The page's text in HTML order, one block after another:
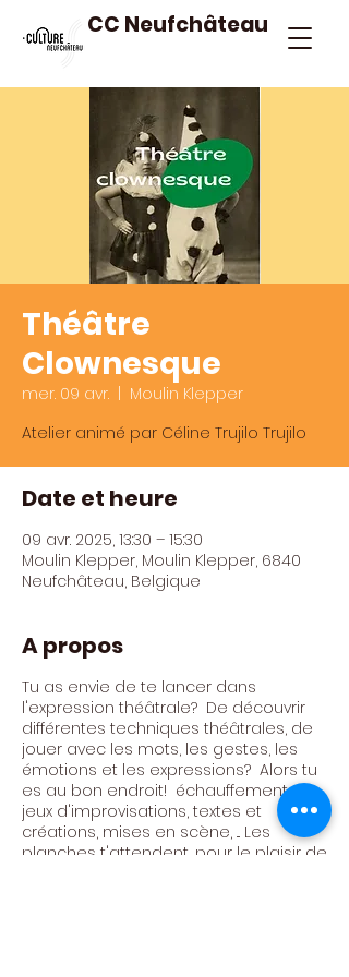
CC Neufchâteau
Théâtre
Clownesque
mer. 09 avr.
Moulin Klepper
Atelier animé par Céline Trujilo Trujilo
Date et heure
09 avr. 2025, 13:30 – 15:30
Moulin Klepper, Moulin Klepper, 6840
Neufchâteau, Belgique
A propos
Tu as envie de te lancer dans
l'expression théâtrale? De découvrir
différentes techniques théâtrales, de
jouer avec les mots, les gestes, les
émotions et les expressions? Alors tu
es au bon endroit! échauffements,
jeux d'improvisations, textes et
créations, mises en scène, ... Les
planches t'attendent, pour le plaisir de